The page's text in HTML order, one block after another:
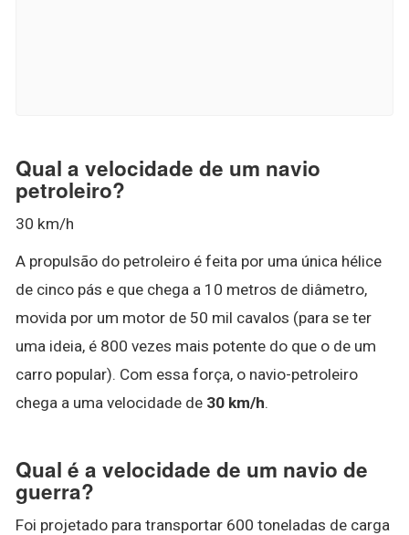
Qual a velocidade de um navio
petroleiro?
30 km/h
A propulsão do petroleiro é feita por uma única hélice
de cinco pás e que chega a 10 metros de diâmetro,
movida por um motor de 50 mil cavalos (para se ter
uma ideia, é 800 vezes mais potente do que o de um
carro popular). Com essa força, o navio-petroleiro
chega a uma velocidade de 30 km/h.
Qual é a velocidade de um navio de
guerra?
Foi projetado para transportar 600 toneladas de carga